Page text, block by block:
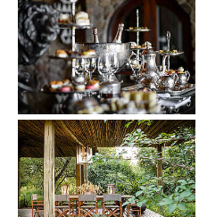
Show larger version